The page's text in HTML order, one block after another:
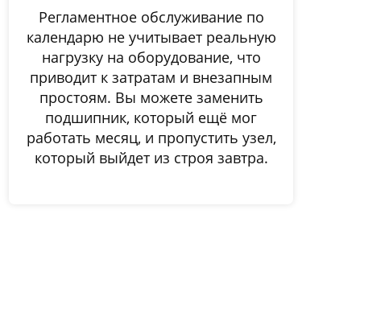
Регламентное обслуживание по
календарю не учитывает реальную
нагрузку на оборудование, что
приводит к затратам и внезапным
простоям. Вы можете заменить
подшипник, который ещё мог
работать месяц, и пропустить узел,
который выйдет из строя завтра.